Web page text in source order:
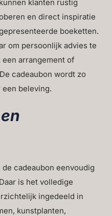
klanten rustig
en direct inspiratie
boeketten.
om persoonlijk advies te
een arrangement of
cadeaubon wordt zo
beleving.
cadeaubon eenvoudig
is het volledige
ingedeeld in
kunstplanten,